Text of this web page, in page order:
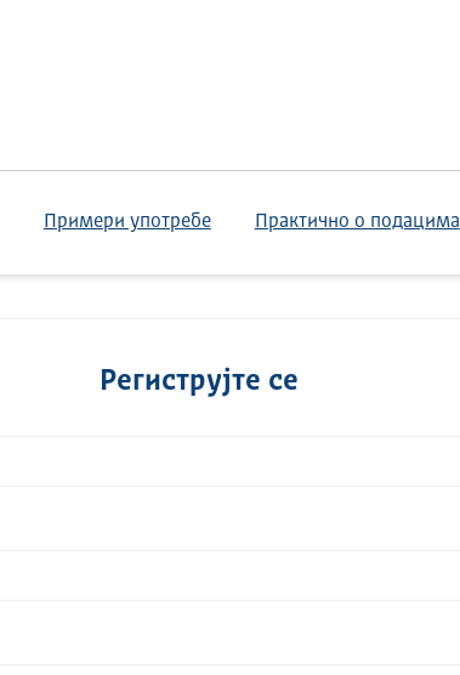
Примери употребе Практично о подацима
Региструјте се